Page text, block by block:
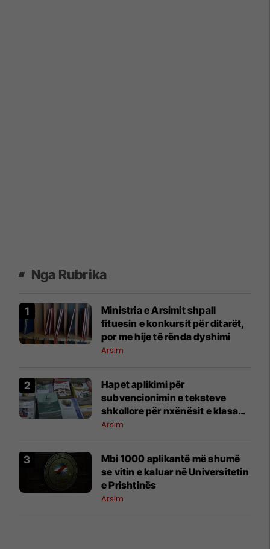
Nga Rubrika
Ministria e Arsimit shpall
fituesin e konkursit për ditarët,
por me hije të rënda dyshimi
Arsim
Hapet aplikimi për
subvencionimin e teksteve
shkollore për nxënësit e klasave
1–9
Arsim
​Mbi 1000 aplikantë më shumë
se vitin e kaluar në Universitetin
e Prishtinës
Arsim